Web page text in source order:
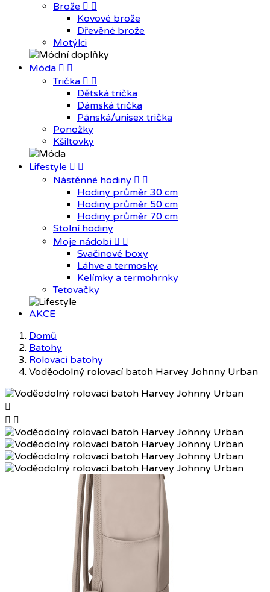
Brože  
Kovové brože
Dřevěné brože
Motýlci
Móda  
Trička  
Dětská trička
Dámská trička
Pánská/unisex trička
Ponožky
Kšiltovky
Lifestyle  
Nástěnné hodiny  
Hodiny průměr 30 cm
Hodiny průměr 50 cm
Hodiny průměr 70 cm
Stolní hodiny
Moje nádobí  
Svačinové boxy
Láhve a termosky
Kelímky a termohrnky
Tetovačky
AKCE
Domů
Batohy
Rolovací batohy
Voděodolný rolovací batoh Harvey Johnny Urban

 